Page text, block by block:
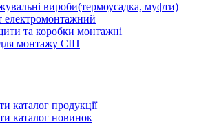
вироби(термоусадка, муфти)
електромонтажний
та коробки монтажні
монтажу СІП
каталог продукції
каталог новинок